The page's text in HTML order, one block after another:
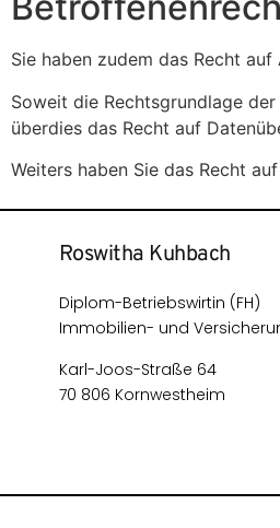
Sie haben zudem das Recht
Soweit die Rechtsgrundlage
überdies das Recht auf
Weiters haben Sie das Recht
Roswitha Kuhbach
Diplom-Betriebswirtin (FH)
Immobilien- und
Karl-Joos-Straße 64
70 806 Kornwestheim